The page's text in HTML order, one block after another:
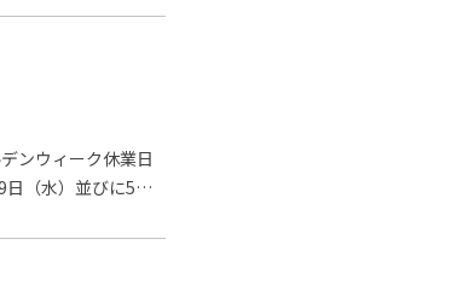
ンウィーク休業日
日（水）並びに5月